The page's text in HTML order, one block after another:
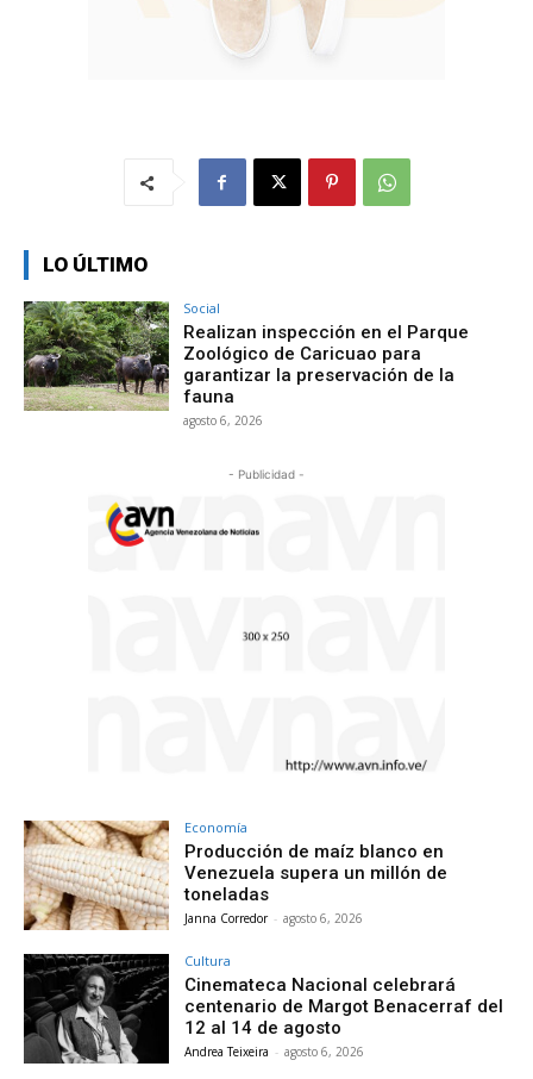
LO ÚLTIMO
Social
Realizan inspección en el Parque
Zoológico de Caricuao para
garantizar la preservación de la
fauna
agosto 6, 2026
- Publicidad -
Economía
Producción de maíz blanco en
Venezuela supera un millón de
toneladas
Janna Corredor - agosto 6, 2026
Cultura
Cinemateca Nacional celebrará
centenario de Margot Benacerraf del
12 al 14 de agosto
Andrea Teixeira - agosto 6, 2026